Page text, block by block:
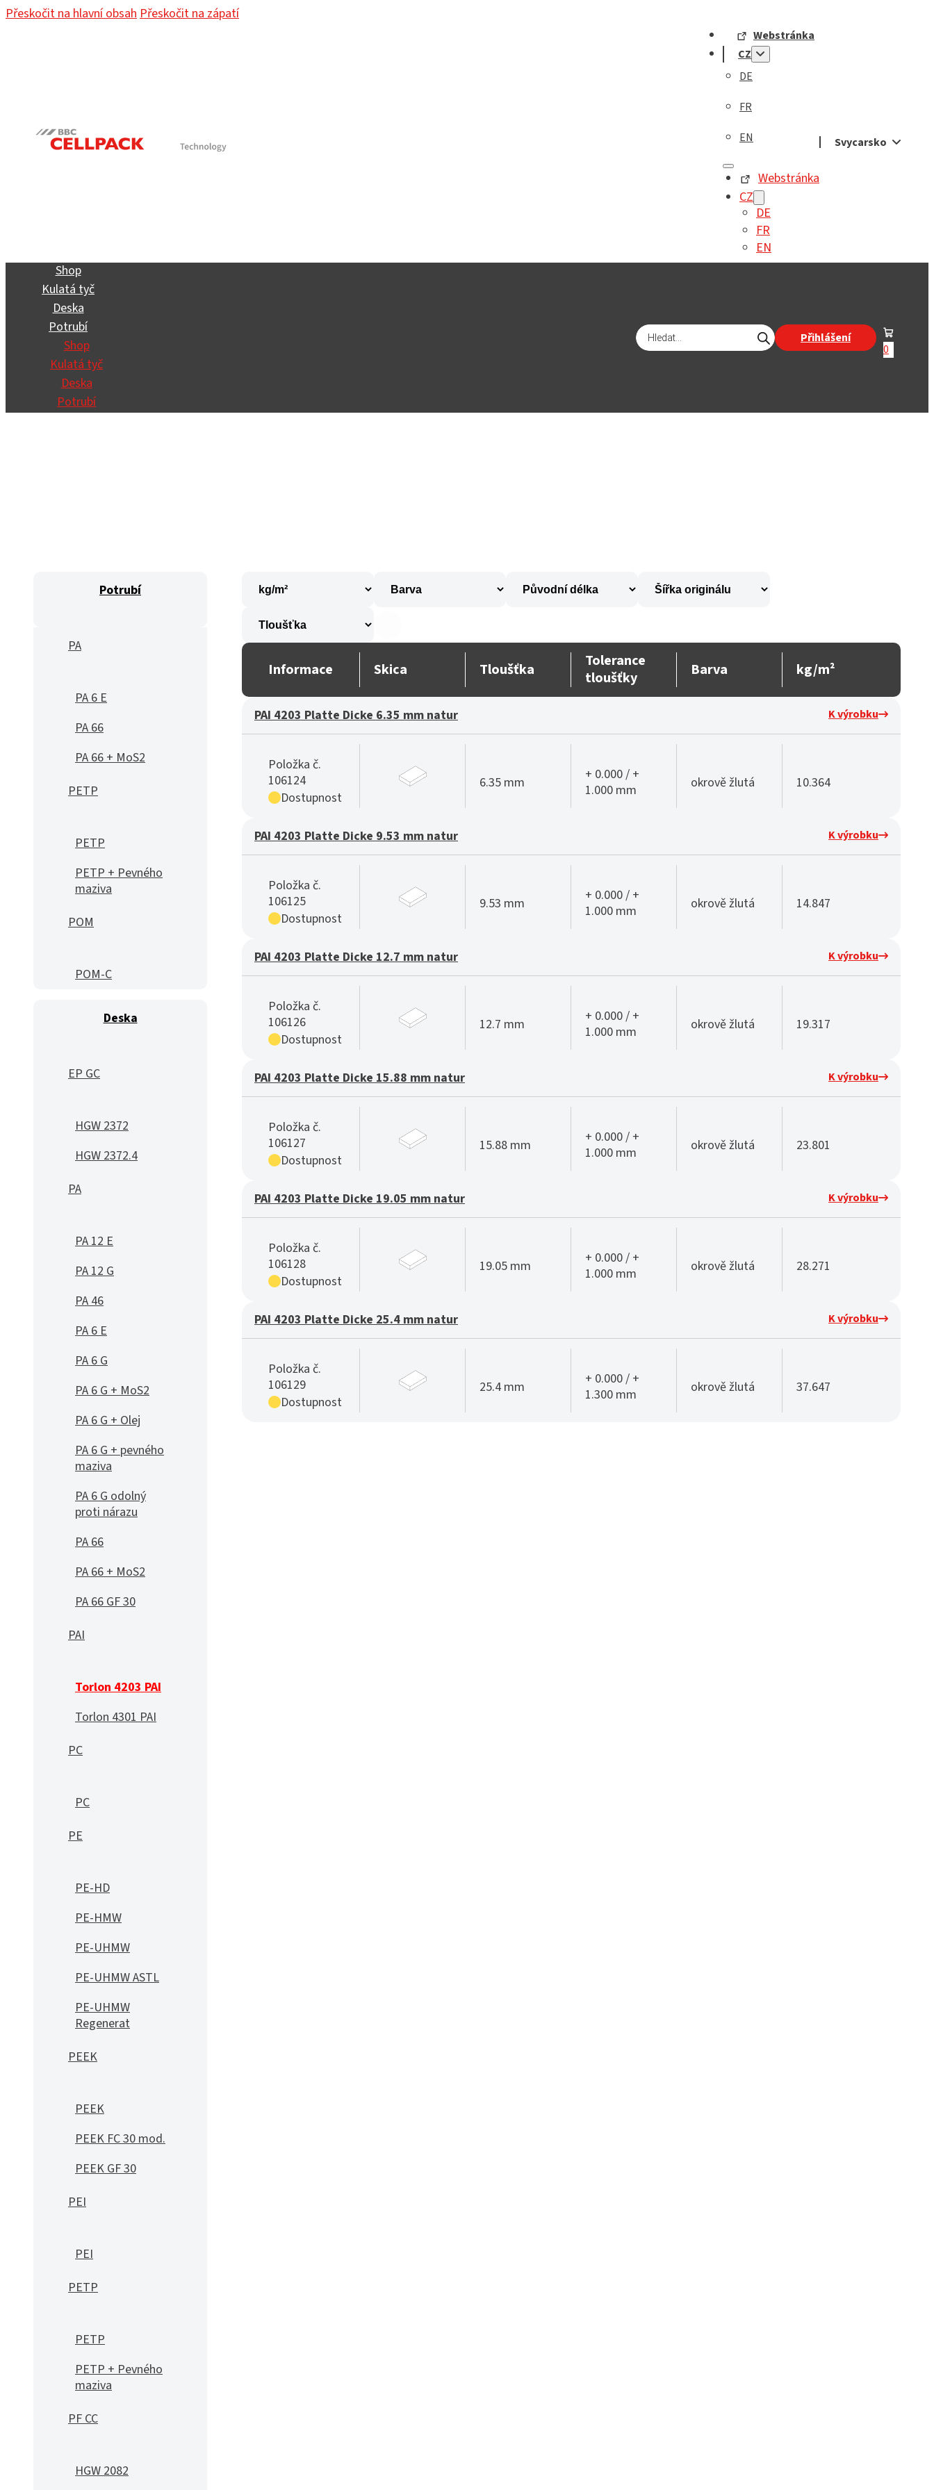
Přeskočit na hlavní obsahPřeskočit na zápatí
Webstránka
CZ
DE
FR
EN
Webstránka
CZ
DE
FR
EN
Svycarsko
Shop
Kulatá tyč
Deska
Potrubí
Shop
Kulatá tyč
Deska
Potrubí
Products
search Přihlášení
0
Potrubí
PA
PA 6 E
PA 66
PA 66 + MoS2
PETP
PETP
PETP + Pevného
maziva
POM
POM-C
Deska
EP GC
HGW 2372
HGW 2372.4
PA
PA 12 E
PA 12 G
PA 46
PA 6 E
PA 6 G
PA 6 G + MoS2
PA 6 G + Olej
PA 6 G + pevného
maziva
PA 6 G odolný
proti nárazu
PA 66
PA 66 + MoS2
PA 66 GF 30
PAI
Torlon 4203 PAI
Torlon 4301 PAI
PC
PC
PE
PE-HD
PE-HMW
PE-UHMW
PE-UHMW ASTL
PE-UHMW
Regenerat
PEEK
PEEK
PEEK FC 30 mod.
PEEK GF 30
PEI
PEI
PETP
PETP
PETP + Pevného
maziva
PF CC
HGW 2082
Informace Skica Tloušťka
Tolerance
tloušťky
Barva kg/m²
PAI 4203 Platte Dicke 6.35 mm natur K výrobku
Položka č.
106124
Dostupnost
6.35 mm
+ 0.000 / +
1.000 mm
okrově žlutá 10.364
PAI 4203 Platte Dicke 9.53 mm natur K výrobku
Položka č.
106125
Dostupnost
9.53 mm
+ 0.000 / +
1.000 mm
okrově žlutá 14.847
PAI 4203 Platte Dicke 12.7 mm natur K výrobku
Položka č.
106126
Dostupnost
12.7 mm
+ 0.000 / +
1.000 mm
okrově žlutá 19.317
PAI 4203 Platte Dicke 15.88 mm natur K výrobku
Položka č.
106127
Dostupnost
15.88 mm
+ 0.000 / +
1.000 mm
okrově žlutá 23.801
PAI 4203 Platte Dicke 19.05 mm natur K výrobku
Položka č.
106128
Dostupnost
19.05 mm
+ 0.000 / +
1.000 mm
okrově žlutá 28.271
PAI 4203 Platte Dicke 25.4 mm natur K výrobku
Položka č.
106129
Dostupnost
25.4 mm
+ 0.000 / +
1.300 mm
okrově žlutá 37.647